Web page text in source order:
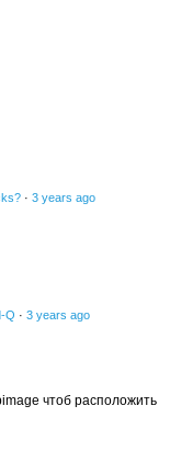
· 3 years ago
Q · 3 years ago
чтоб расположить